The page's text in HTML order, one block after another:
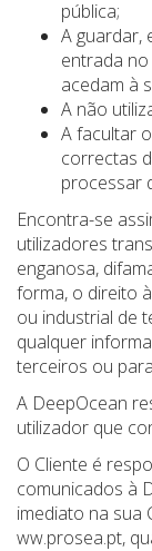
pública;
A guardar,
entrada
acedam à
A não
A facultar
correctas
processar
Encontra-se
utilizadores
enganosa,
forma, o direito
ou industrial de
qualquer
terceiros ou
A DeepOcean
utilizador que
O Cliente é
comunicados à
imediato na sua
ww.prosea.pt,